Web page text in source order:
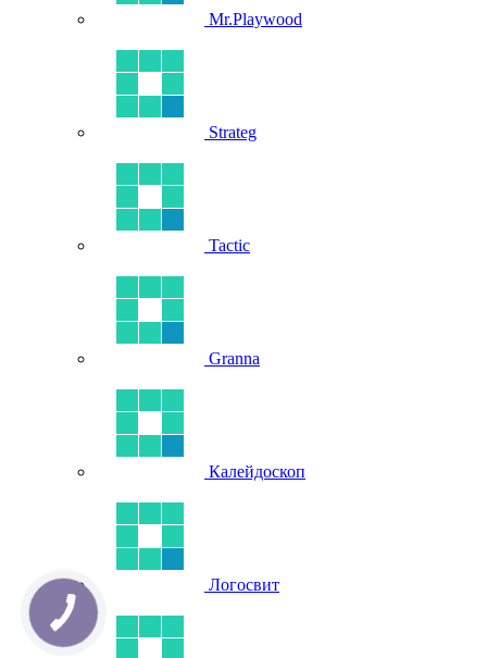
Mr.Playwood
Strateg
Tactic
Granna
Калейдоскоп
Логосвит